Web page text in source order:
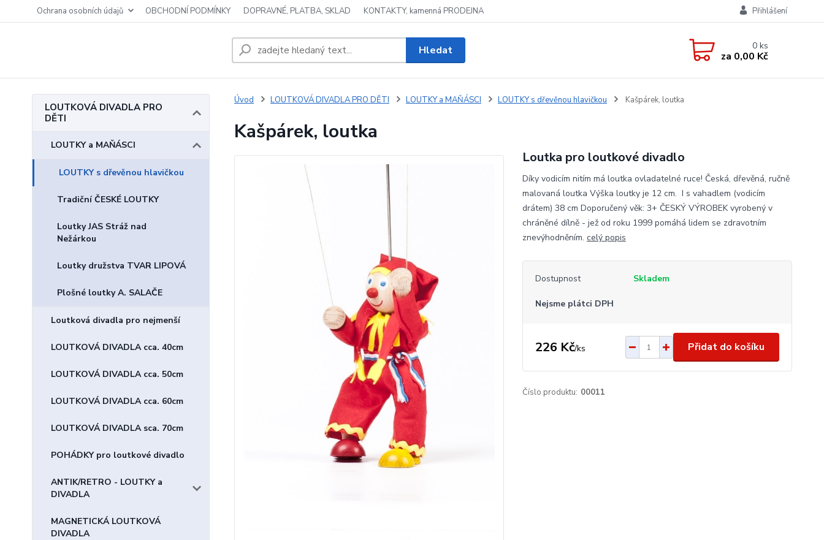
Ochrana osobních údajů OBCHODNÍ PODMÍNKY DOPRAVNÉ, PLATBA, SKLAD KONTAKTY, kamenná PRODEJNA Přihlášení
Hledat 0ks
za 0,00 Kč
LOUTKOVÁ DIVADLA PRO
DĚTI
LOUTKY a MAŇÁSCI
LOUTKY s dřevěnou hlavičkou
Tradiční ČESKÉ LOUTKY
Loutky JAS Stráž nad
Nežárkou
Loutky družstva TVAR LIPOVÁ
Plošné loutky A. SALAČE
Loutková divadla pro nejmenší
LOUTKOVÁ DIVADLA cca. 40cm
LOUTKOVÁ DIVADLA cca. 50cm
LOUTKOVÁ DIVADLA cca. 60cm
LOUTKOVÁ DIVADLA sca. 70cm
POHÁDKY pro loutkové divadlo
ANTIK/RETRO - LOUTKY a
DIVADLA
MAGNETICKÁ LOUTKOVÁ
DIVADLA
Úvod LOUTKOVÁ DIVADLA PRO DĚTI LOUTKY a MAŇÁSCI LOUTKY s dřevěnou hlavičkou Kašpárek, loutka
Kašpárek, loutka
Loutka pro loutkové divadlo
Díky vodicím nitím má loutka ovladatelné ruce! Česká, dřevěná, ručně
malovaná loutka Výška loutky je 12 cm. I s vahadlem (vodicím
drátem) 38 cm Doporučený věk: 3+ ČESKÝ VÝROBEK vyrobený v
chráněné dílně - jež od roku 1999 pomáhá lidem se zdravotním
znevýhodněním. celý popis
Dostupnost Skladem
Nejsme plátci DPH
226 Kč/ks Přidat do košíku
Číslo produktu: 00011